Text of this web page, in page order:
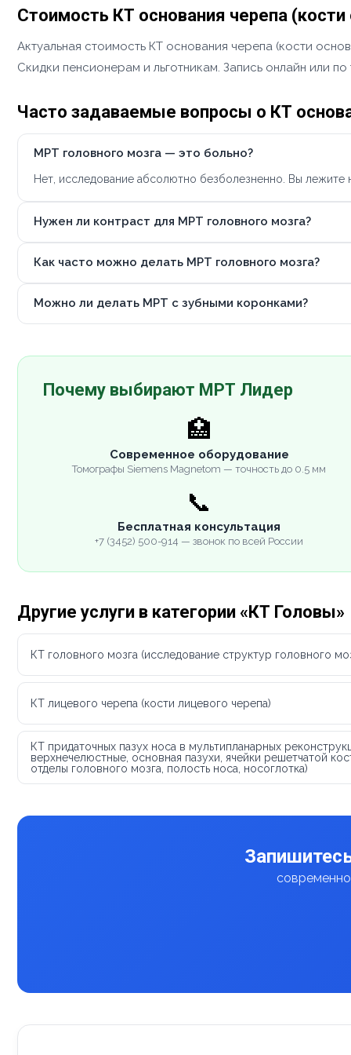
Стоимость КТ основания черепа
Актуальная стоимость КТ основания черепа (кости
Скидки пенсионерам и льготникам. Запись онлайн или
Часто задаваемые вопросы о КТ
МРТ головного мозга — это больно?
Нет, исследование абсолютно безболезненно. Вы
Нужен ли контраст для МРТ головного мозга?
Как часто можно делать МРТ головного мозга?
Можно ли делать МРТ с зубными коронками?
Почему выбирают МРТ Лидер
🏥
Современное оборудование
Томографы Siemens Magnetom — точность до 0.5 мм
📞
Бесплатная консультация
+7 (3452) 500-914 — звонок по всей России
Другие услуги в категории «КТ Головы»
КТ головного мозга (исследование структур головного
КТ лицевого черепа (кости лицевого черепа)
КТ придаточных пазух носа в мультипланарных
верхнечелюстные, основная пазухи, ячейки решетчатой
отделы головного мозга, полость носа, носоглотка)